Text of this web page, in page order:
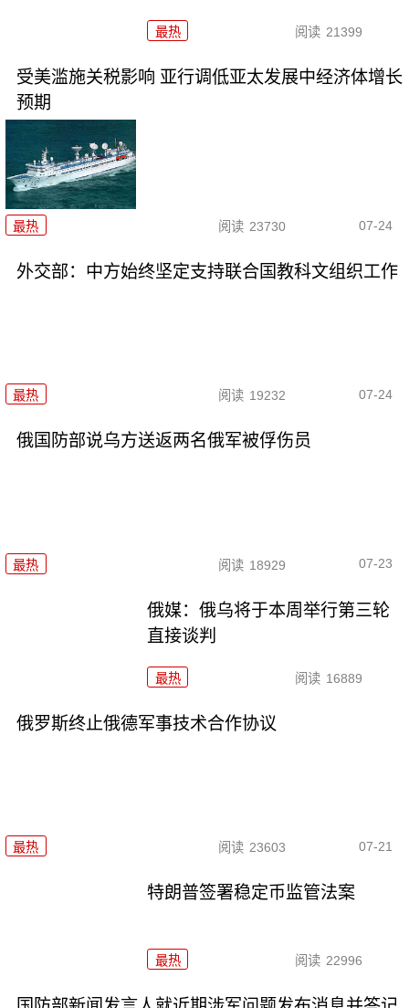
最热 阅读 21399
受美滥施关税影响 亚行调低亚太发展中经济体增长
预期
最热 阅读 23730 07-24
外交部：中方始终坚定支持联合国教科文组织工作
最热 阅读 19232 07-24
俄国防部说乌方送返两名俄军被俘伤员
最热 阅读 18929 07-23
俄媒：俄乌将于本周举行第三轮
直接谈判
最热 阅读 16889
俄罗斯终止俄德军事技术合作协议
最热 阅读 23603 07-21
特朗普签署稳定币监管法案
最热 阅读 22996